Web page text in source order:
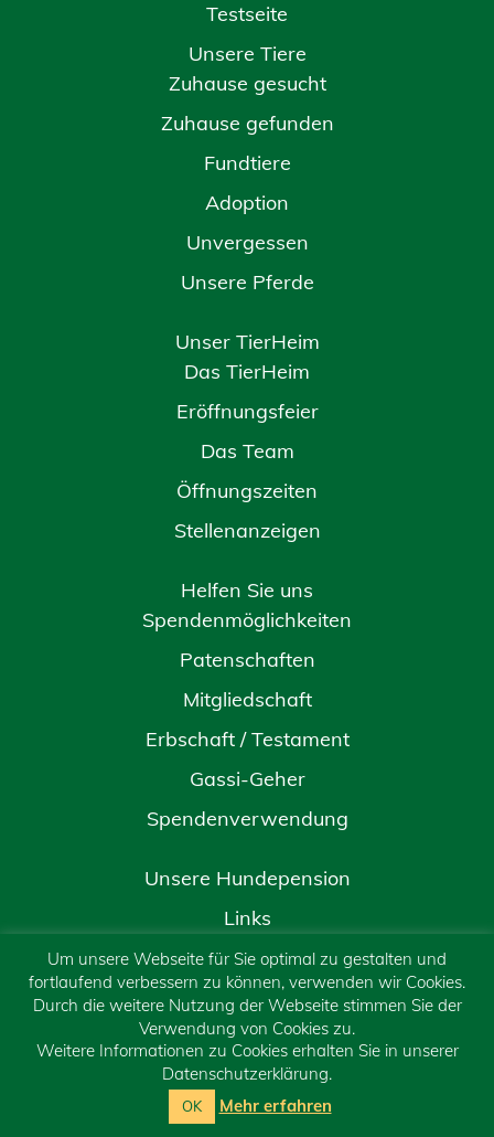
Testseite
Unsere Tiere
Zuhause gesucht
Zuhause gefunden
Fundtiere
Adoption
Unvergessen
Unsere Pferde
Unser TierHeim
Das TierHeim
Eröffnungsfeier
Das Team
Öffnungszeiten
Stellenanzeigen
Helfen Sie uns
Spendenmöglichkeiten
Patenschaften
Mitgliedschaft
Erbschaft / Testament
Gassi-Geher
Spendenverwendung
Unsere Hundepension
Links
Kontakt
Impressum
Datenschutzerklärung
Sitemap
Um unsere Webseite für Sie optimal zu gestalten und
fortlaufend verbessern zu können, verwenden wir Cookies.
Durch die weitere Nutzung der Webseite stimmen Sie der
Verwendung von Cookies zu.
Weitere Informationen zu Cookies erhalten Sie in unserer
Datenschutzerklärung.
OK Mehr erfahren